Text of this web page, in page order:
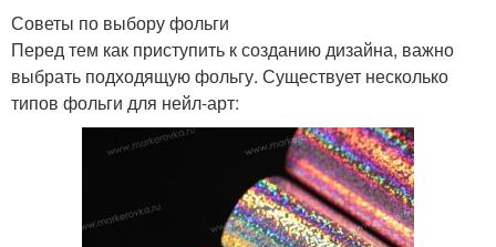
Советы по выбору фольги
Перед тем как приступить к созданию дизайна, важно
выбрать подходящую фольгу. Существует несколько
типов фольги для нейл-арт: